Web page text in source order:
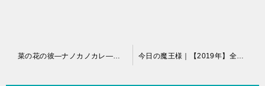
菜の花の彼―ナノカノカレ―｜全巻無料で読めるマンガアプリ！ 今日の魔王様｜【2019年】全2巻を無料で読めるマンガアプリ